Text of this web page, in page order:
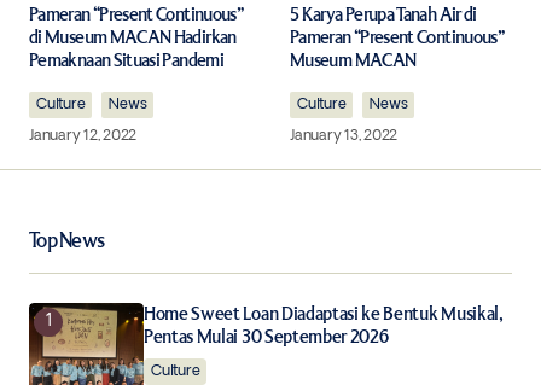
Required fields are marked*
Your Name
Your E-mail*
Save my name, email, and website in this browser for
Pameran “Present Continuous”
di Museum MACAN Hadirkan
Pemaknaan Situasi Pandemi
Culture
News
January 12, 2022
5 Karya Perupa Tanah Air di
Pameran “Present Continuous”
Museum MACAN
Culture
News
January 13, 2022
Top News
Home Sweet Loan Diadaptasi ke Bentuk Musikal,
Pentas Mulai 30 September 2026
Culture